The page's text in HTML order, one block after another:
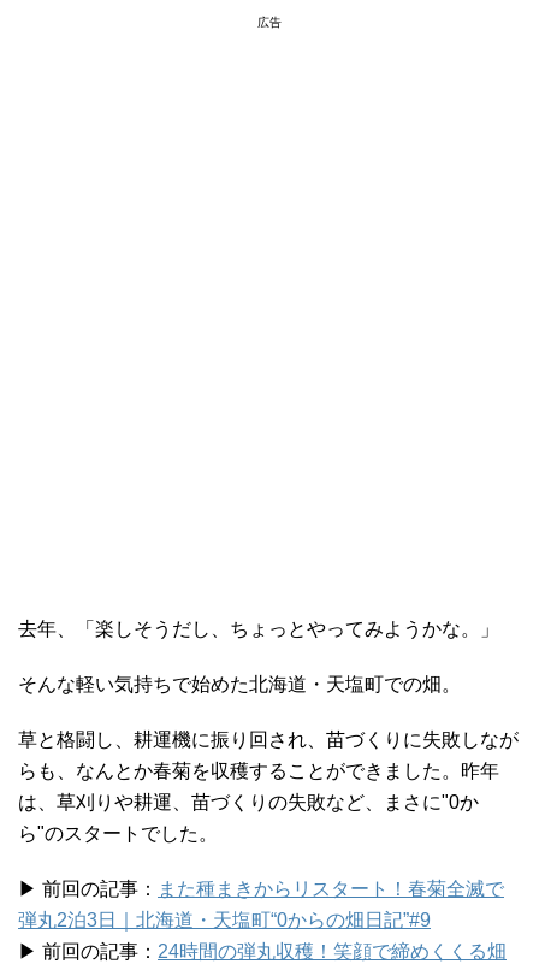
広告
去年、「楽しそうだし、ちょっとやってみようかな。」
そんな軽い気持ちで始めた北海道・天塩町での畑。
草と格闘し、耕運機に振り回され、苗づくりに失敗しなが
らも、なんとか春菊を収穫することができました。昨年
は、草刈りや耕運、苗づくりの失敗など、まさに"0か
ら"のスタートでした。
▶︎ 前回の記事： また種まきからリスタート！春菊全滅で
弾丸2泊3日｜北海道・天塩町“0からの畑日記”#9
▶︎ 前回の記事： 24時間の弾丸収穫！笑顔で締めくくる畑